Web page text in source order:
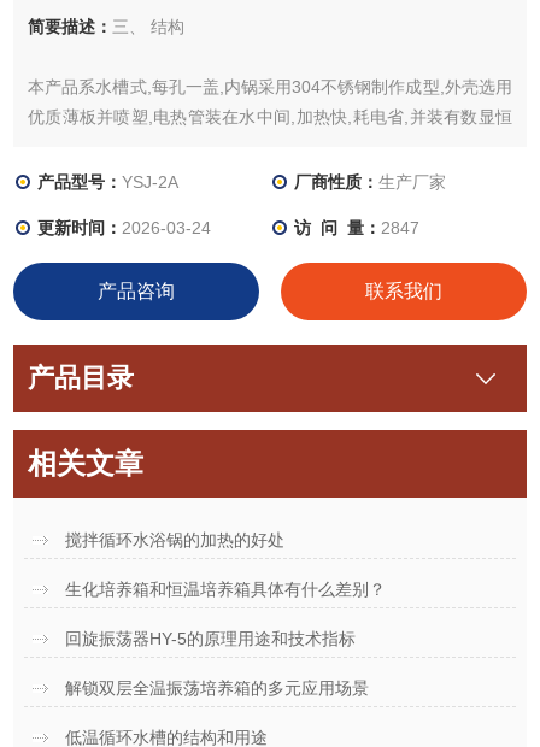
简要描述： 三、 结构
本产品系水槽式,每孔一盖,内锅采用304不锈钢制作成型,外壳选用
优质薄板并喷塑,电热管装在水中间,加热快,耗电省,并装有数显恒
1、使用时必须先加水于锅内,再接通电源。设置温度按SET键进
入温度设置模式设置或查看设定值，按下SET键看到数字闪动表
产品型号：YSJ-2A 厂商性质： 生产厂家
更新时间： 2026-03-24 访 问 量： 2847
产品咨询 联系我们
产品目录
相关文章
搅拌循环水浴锅的加热的好处
生化培养箱和恒温培养箱具体有什么差别？
回旋振荡器HY-5的原理用途和技术指标
解锁双层全温振荡培养箱的多元应用场景
低温循环水槽的结构和用途